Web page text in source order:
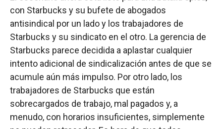
con Starbucks y su bufete de abogados
antisindical por un lado y los trabajadores de
Starbucks y su sindicato en el otro. La gerencia de
Starbucks parece decidida a aplastar cualquier
intento adicional de sindicalización antes de que se
acumule aún más impulso. Por otro lado, los
trabajadores de Starbucks que están
sobrecargados de trabajo, mal pagados y, a
menudo, con horarios insuficientes, simplemente